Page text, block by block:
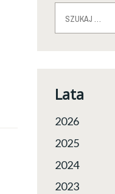
Lata
2026
2025
2024
2023